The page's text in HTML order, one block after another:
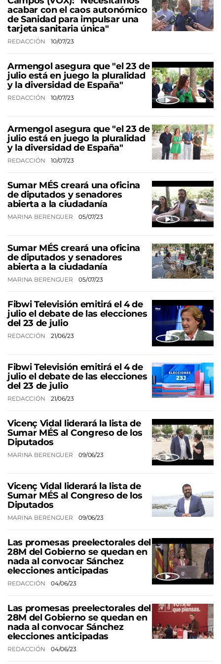
acabar con el caos autonómico
de Sanidad para impulsar una
tarjeta sanitaria única"
REDACCIÓN 10/07/23
Armengol asegura que "el 23 de
julio está en juego la pluralidad
y la diversidad de España"
REDACCIÓN 10/07/23
Armengol asegura que "el 23 de
julio está en juego la pluralidad
y la diversidad de España"
REDACCIÓN 10/07/23
Sumar MÉS creará una oficina
de diputados y senadores
abierta a la ciudadanía
MARINA BERENGUER 05/07/23
Sumar MÉS creará una oficina
de diputados y senadores
abierta a la ciudadanía
MARINA BERENGUER 05/07/23
Fibwi Televisión emitirá el 4 de
julio el debate de las elecciones
del 23 de julio
REDACCIÓN 21/06/23
Fibwi Televisión emitirá el 4 de
julio el debate de las elecciones
del 23 de julio
REDACCIÓN 21/06/23
Vicenç Vidal liderará la lista de
Sumar MÉS al Congreso de los
Diputados
MARINA BERENGUER 09/06/23
Vicenç Vidal liderará la lista de
Sumar MÉS al Congreso de los
Diputados
MARINA BERENGUER 09/06/23
Las promesas preelectorales del
28M del Gobierno se quedan en
nada al convocar Sánchez
elecciones anticipadas
REDACCIÓN 04/06/23
Las promesas preelectorales del
28M del Gobierno se quedan en
nada al convocar Sánchez
elecciones anticipadas
REDACCIÓN 04/06/23